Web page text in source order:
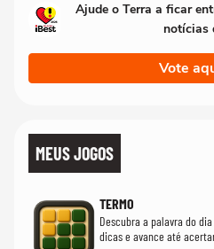
Ajude o Terra a ficar
notícias
Vote
MEUS JOGOS
TERMO
Descubra a palavra do
dicas e avance até